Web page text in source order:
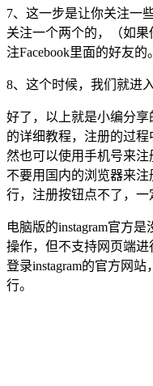
7、这一步是让你关注一
关注一个两个的，（如果
注Facebook里面的好友的
8、这个时候，我们就进
好了，以上就是小编分
的详细教程，注册的过
然也可以使用手机号来
不要用国内的浏览器来
行，注册按钮点不了，一
电脑版的instagram官方
操作，但不支持网页端
登录instagram的官方网
行。